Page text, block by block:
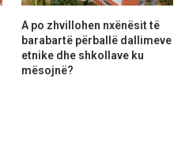
A po zhvillohen nxënësit të
barabartë përballë dallimeve
etnike dhe shkollave ku
mësojnë?